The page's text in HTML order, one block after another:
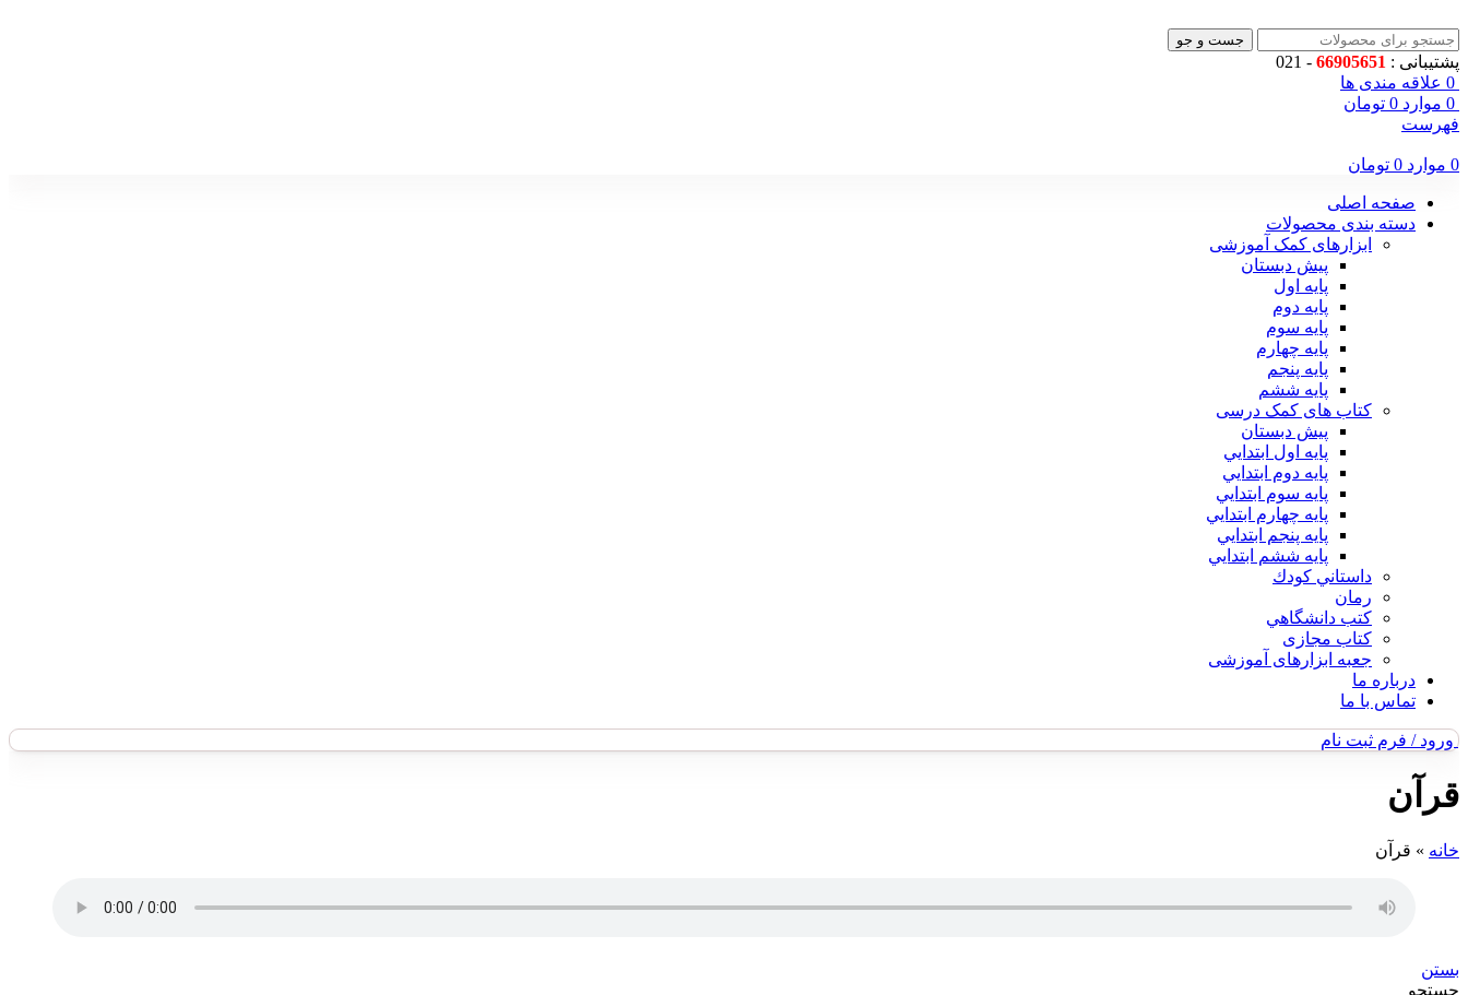
جست و جو
پشتیبانی : 66905651
- 021
0 علاقه مندی ها
0 موارد 0 تومان
فهرست
0 موارد 0 تومان
صفحه اصلی
دسته بندی محصولات
ابزارهای کمک آموزشی
پیش دبستان
پایه اول
پایه دوم
پایه سوم
پایه چهارم
پايه پنجم
پایه ششم
کتاب های کمک درسی
پیش دبستان
پايه اول ابتدايي
پايه دوم ابتدايي
پايه سوم ابتدايي
پايه چهارم ابتدايي
پايه پنجم ابتدايي
پايه ششم ابتدايي
داستاني كودك
رمان
كتب دانشگاهي
کتاب مجازی
جعبه ابزارهای آموزشی
درباره ما
تماس با ما
ورود / فرم ثبت نام
قرآن
خانه » قرآن
بستن
جستجو